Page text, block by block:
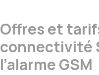
Offres et
connectivité
l’alarme GSM